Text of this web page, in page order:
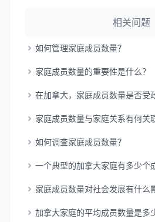
相关问题
如何管理家庭成员数量？
家庭成员数量的重要性是什么？
在加拿大，家庭成员数量是否受
家庭成员数量与家庭关系有何关
如何调查家庭成员数量？
一个典型的加拿大家庭有多少个
家庭成员数量对社会发展有什么
加拿大家庭的平均成员数量是多